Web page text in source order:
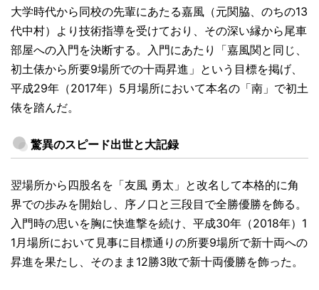
大学時代から同校の先輩にあたる嘉風（元関脇、のちの13
代中村）より技術指導を受けており、その深い縁から尾車
部屋への入門を決断する。入門にあたり「嘉風関と同じ、
初土俵から所要9場所での十両昇進」という目標を掲げ、
平成29年（2017年）5月場所において本名の「南」で初土
俵を踏んだ。
驚異のスピード出世と大記録
翌場所から四股名を「友風 勇太」と改名して本格的に角
界での歩みを開始し、序ノ口と三段目で全勝優勝を飾る。
入門時の思いを胸に快進撃を続け、平成30年（2018年）1
1月場所において見事に目標通りの所要9場所で新十両への
昇進を果たし、そのまま12勝3敗で新十両優勝を飾った。